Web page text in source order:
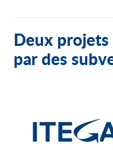
Deux
par des